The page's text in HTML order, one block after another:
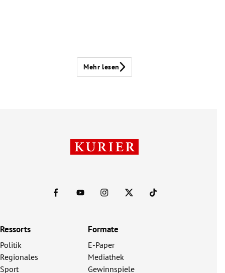
Mehr lesen
Ressorts
Politik
Regionales
Sport
Formate
E-Paper
Mediathek
Gewinnspiele